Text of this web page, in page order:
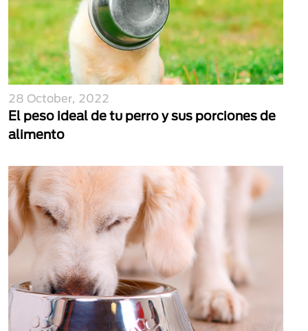
28 October, 2022
El peso ideal de tu perro y sus porciones de
alimento